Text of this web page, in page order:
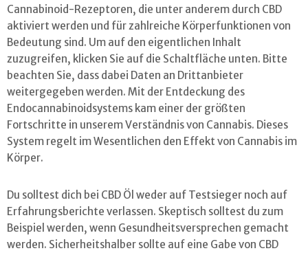
Cannabinoid-Rezeptoren, die unter anderem durch CBD
aktiviert werden und für zahlreiche Körperfunktionen von
Bedeutung sind. Um auf den eigentlichen Inhalt
zuzugreifen, klicken Sie auf die Schaltfläche unten. Bitte
beachten Sie, dass dabei Daten an Drittanbieter
weitergegeben werden. Mit der Entdeckung des
Endocannabinoidsystems kam einer der größten
Fortschritte in unserem Verständnis von Cannabis. Dieses
System regelt im Wesentlichen den Effekt von Cannabis im
Körper.
Du solltest dich bei CBD Öl weder auf Testsieger noch auf
Erfahrungsberichte verlassen. Skeptisch solltest du zum
Beispiel werden, wenn Gesundheitsversprechen gemacht
werden. Sicherheitshalber sollte auf eine Gabe von CBD